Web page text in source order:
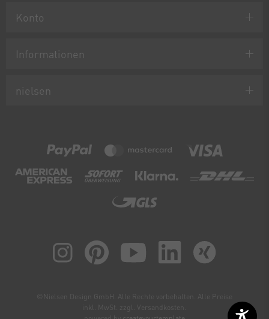
Konto
Informationen
nielsen
©Nielsen Design GmbH. Alle Rechte vorbehalten. Alle Preise
inkl. MwSt. zzgl. Versandkosten.